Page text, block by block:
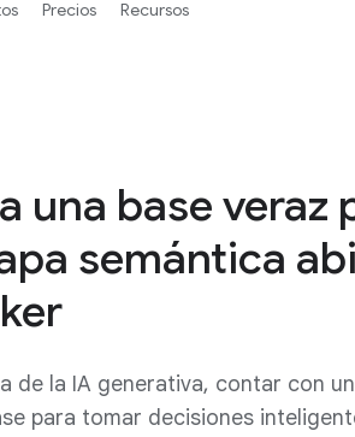
una base veraz
semántica
de la IA generativa, contar con
para tomar decisiones
Precios Recursos